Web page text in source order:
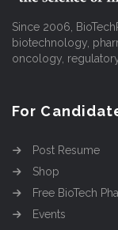
Since 2006,
biotechnology,
oncology,
For
Post Resume
Shop
Free BioTech
Events